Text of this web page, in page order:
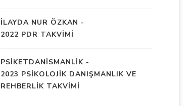
İLAYDA NUR ÖZKAN -
2022 PDR TAKVİMİ
PSIKETDANISMANLIK-
2023 PSİKOLOJİK DANIŞMANLIK VE
REHBERLİK TAKVİMİ